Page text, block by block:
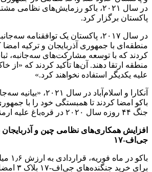
در سال ۲۰۲۱، باکو رزمایش‌های نظامی
پاکستان برگزار کرد.
در سال ۲۰۱۷، پاکستان یک توافقنامه
منطقه‌ای با جمهوری آذربایجان و ترکیه
کردند که با توسعه مشارکت‌های سه‌جانبه،
منطقه ارتقا دهند. آن‌ها تأکید کردند که «از
علیه یکدیگر استفاده نخواهند کرد.»
آنکارا و اسلام‌آباد در سال
باکو امضا کردند تا همبستگی خود را با
جنگ ۴۴ روزه سال ۲۰۲۰ در قره‌باغ علیه ارمنستان نشان دهند.
افزایش همکاری‌های نظامی چین و آذربایجان
جی‌اف-۱۷
باکو
برای